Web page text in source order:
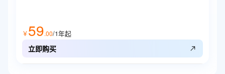
￥59.00/1年起
立即购买